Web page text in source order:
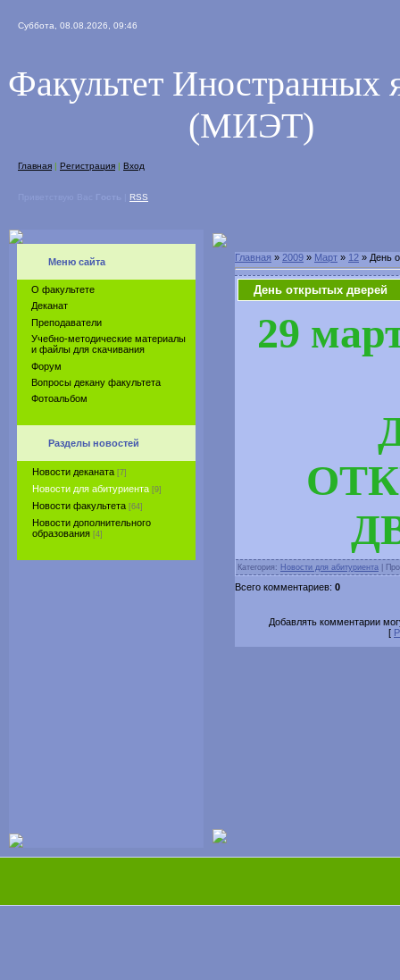
Суббота, 08.08.2026, 09:46
Факультет Иностранных
(МИЭТ)
Главная | Регистрация | Вход
RSS
Меню сайта
О факультете
Деканат
Преподаватели
Учебно-методические материалы
и файлы для скачивания
Форум
Вопросы декану факультета
Фотоальбом
Разделы новостей
Новости деканата [7]
Новости для абитуриента [9]
Новости факультета [64]
Новости дополнительного
образования [4]
Главная » 2009 » Март » 12 » День
День открытых дверей
29
Категория: Новости для абитуриента |
Всего комментариев: 0
Добавлять комментарии
[